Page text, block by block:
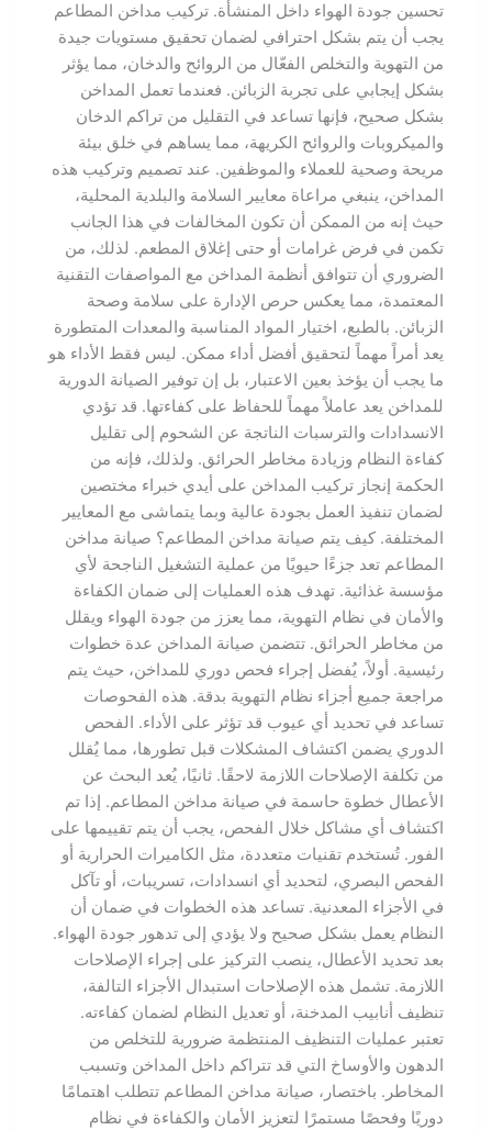
تحسين جودة الهواء داخل المنشأة. تركيب مداخن المطاعم
يجب أن يتم بشكل احترافي لضمان تحقيق مستويات جيدة
من التهوية والتخلص الفعّال من الروائح والدخان، مما يؤثر
بشكل إيجابي على تجربة الزبائن. فعندما تعمل المداخن
بشكل صحيح، فإنها تساعد في التقليل من تراكم الدخان
والميكروبات والروائح الكريهة، مما يساهم في خلق بيئة
مريحة وصحية للعملاء والموظفين. عند تصميم وتركيب هذه
المداخن، ينبغي مراعاة معايير السلامة والبلدية المحلية،
حيث إنه من الممكن أن تكون المخالفات في هذا الجانب
تكمن في فرض غرامات أو حتى إغلاق المطعم. لذلك، من
الضروري أن تتوافق أنظمة المداخن مع المواصفات التقنية
المعتمدة، مما يعكس حرص الإدارة على سلامة وصحة
الزبائن. بالطبع، اختيار المواد المناسبة والمعدات المتطورة
يعد أمراً مهماً لتحقيق أفضل أداء ممكن. ليس فقط الأداء هو
ما يجب أن يؤخذ بعين الاعتبار، بل إن توفير الصيانة الدورية
للمداخن يعد عاملاً مهماً للحفاظ على كفاءتها. قد تؤدي
الانسدادات والترسبات الناتجة عن الشحوم إلى تقليل
كفاءة النظام وزيادة مخاطر الحرائق. ولذلك، فإنه من
الحكمة إنجاز تركيب المداخن على أيدي خبراء مختصين
لضمان تنفيذ العمل بجودة عالية وبما يتماشى مع المعايير
المختلفة. كيف يتم صيانة مداخن المطاعم؟ صيانة مداخن
المطاعم تعد جزءًا حيويًا من عملية التشغيل الناجحة لأي
مؤسسة غذائية. تهدف هذه العمليات إلى ضمان الكفاءة
والأمان في نظام التهوية، مما يعزز من جودة الهواء ويقلل
من مخاطر الحرائق. تتضمن صيانة المداخن عدة خطوات
رئيسية. أولاً، يُفضل إجراء فحص دوري للمداخن، حيث يتم
مراجعة جميع أجزاء نظام التهوية بدقة. هذه الفحوصات
تساعد في تحديد أي عيوب قد تؤثر على الأداء. الفحص
الدوري يضمن اكتشاف المشكلات قبل تطورها، مما يُقلل
من تكلفة الإصلاحات اللازمة لاحقًا. ثانيًا، يُعد البحث عن
الأعطال خطوة حاسمة في صيانة مداخن المطاعم. إذا تم
اكتشاف أي مشاكل خلال الفحص، يجب أن يتم تقييمها على
الفور. تُستخدم تقنيات متعددة، مثل الكاميرات الحرارية أو
الفحص البصري، لتحديد أي انسدادات، تسريبات، أو تآكل
في الأجزاء المعدنية. تساعد هذه الخطوات في ضمان أن
النظام يعمل بشكل صحيح ولا يؤدي إلى تدهور جودة الهواء.
بعد تحديد الأعطال، ينصب التركيز على إجراء الإصلاحات
اللازمة. تشمل هذه الإصلاحات استبدال الأجزاء التالفة،
تنظيف أنابيب المدخنة، أو تعديل النظام لضمان كفاءته.
تعتبر عمليات التنظيف المنتظمة ضرورية للتخلص من
الدهون والأوساخ التي قد تتراكم داخل المداخن وتسبب
المخاطر. باختصار، صيانة مداخن المطاعم تتطلب اهتمامًا
دوريًا وفحصًا مستمرًا لتعزيز الأمان والكفاءة في نظام